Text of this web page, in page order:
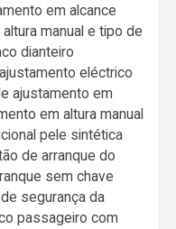
em alcance
manual e tipo de
dianteiro
eléctrico
ajustamento em
em altura manual
pele sintética
de arranque do
sem chave
segurança da
passageiro com